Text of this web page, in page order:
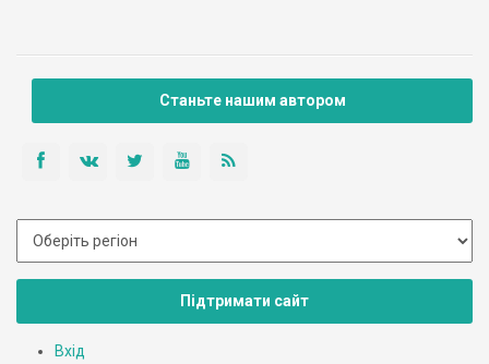
Станьте нашим автором
Підтримати сайт
Вхід